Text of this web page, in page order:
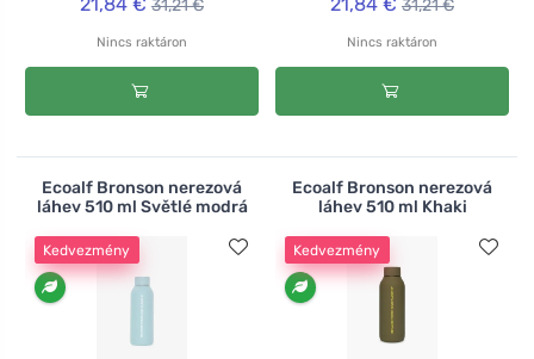
31,21 €
Nincs raktáron
31,21 €
Nincs raktáron
Ecoalf Bronson nerezová
láhev 510 ml Světlé modrá
Kedvezmény
Ecoalf Bronson nerezová
láhev 510 ml Khaki
Kedvezmény